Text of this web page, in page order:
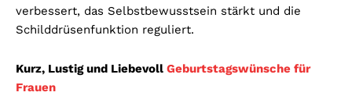
verbessert, das Selbstbewusstsein stärkt und die
Schilddrüsenfunktion reguliert.
Kurz, Lustig und Liebevoll Geburtstagswünsche für
Frauen